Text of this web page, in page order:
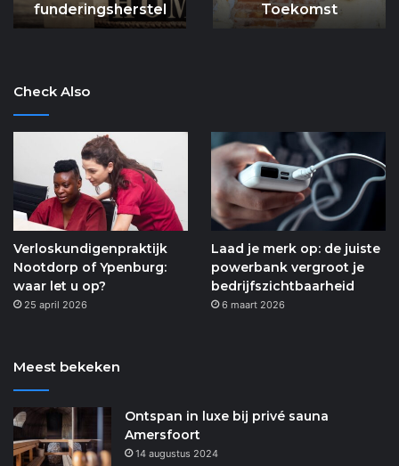
funderingsherstel
Toekomst
Check Also
Verloskundigenpraktijk
Nootdorp of Ypenburg:
waar let u op?
25 april 2026
Laad je merk op: de juiste
powerbank vergroot je
bedrijfszichtbaarheid
6 maart 2026
Meest bekeken
Ontspan in luxe bij privé sauna
Amersfoort
14 augustus 2024